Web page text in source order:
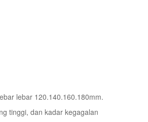
lebar 120.140.160.180mm.
tinggi, dan kadar kegagalan